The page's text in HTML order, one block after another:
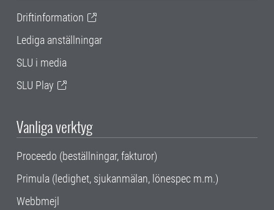
Driftinformation
Lediga anställningar
SLU i media
SLU Play
Vanliga verktyg
Proceedo (beställningar, fakturor)
Primula (ledighet, sjukanmälan, lönespec m.m.)
Webbmejl